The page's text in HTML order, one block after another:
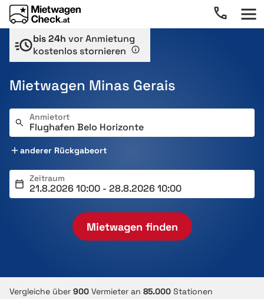
bis 24h vor Anmietung
kostenlos stornieren
Mietwagen Minas Gerais
Anmietort
anderer Rückgabeort
Zeitraum
Mietwagen finden
Vergleiche über 900 Vermieter an 85.000 Stationen